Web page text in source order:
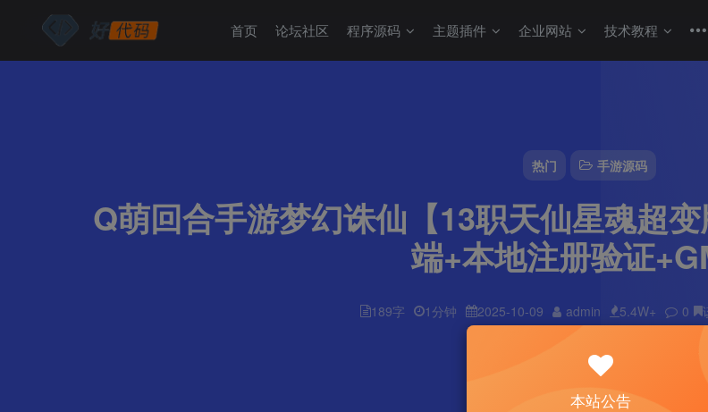
热门 手游源码
Q萌回合手游梦幻诛仙【13职天仙星魂超
端+本地注册验证
189字 1分钟 2025-10-09 admin 5.4W+ 0
首页 论坛社区 程序源码 主题插件 企业网站 技术教程
本站公告